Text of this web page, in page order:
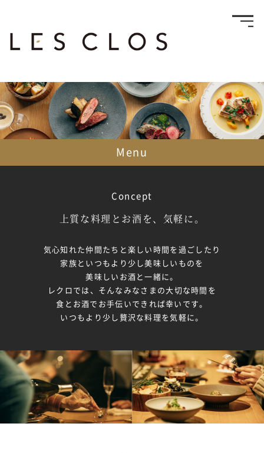
Menu
Concept
上質な料理とお酒を、気軽に。
気心知れた仲間たちと楽しい時間を過ごしたり
家族といつもより少し美味しいものを
美味しいお酒と一緒に。
レクロでは、そんなみなさまの大切な時間を
食とお酒でお手伝いできれば幸いです。
いつもより少し贅沢な料理を気軽に。